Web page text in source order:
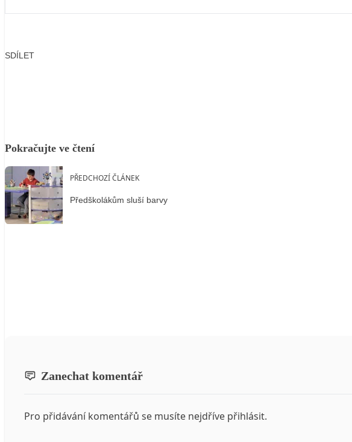
SDÍLET
Pokračujte ve čtení
PŘEDCHOZÍ ČLÁNEK
Předškolákům sluší barvy
Zanechat komentář
Pro přidávání komentářů se musíte nejdříve přihlásit.